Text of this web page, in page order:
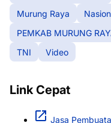
Murung Raya
PEMKAB MURUNG
TNI
Video
Link Cepat
Jasa